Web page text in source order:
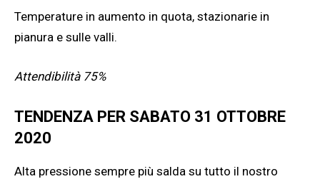
Temperature in aumento in quota, stazionarie in
pianura e sulle valli.
Attendibilità 75%
TENDENZA PER SABATO 31 OTTOBRE
2020
Alta pressione sempre più salda su tutto il nostro